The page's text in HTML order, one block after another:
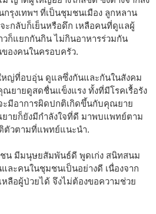
กรุงเทพฯ ที่เป็นชุมชนเมือง ลูกหลาน
ะกลับก็เย็นหรือดึก เหลือคนที่ดูแลผู้
ก็แยกกันกิน ไม่กินอาหารร่วมกัน
องคนในครอบครัว.
หญ่ที่อบอุ่น ดูแลซึ่งกันและกันในสังคม
ยายดูสดชื่นแข็งแรง ทั้งที่มีโรคเรื้อรัง
มีอาการผิดปกติเกิดขึ้นกับคุณยาย
ายก็ยังมีกำลังใจที่ดี มาพบแพทย์ตาม
ตัวตามที่แพทย์แนะนำ.
น มีมนุษยสัมพันธ์ดี พูดเก่ง สนิทสนม
ละคนในชุมชนเป็นอย่างดี เนื่องจาก
ลือผู้ป่วยได้ จึงไม่ต้องขอความช่วย